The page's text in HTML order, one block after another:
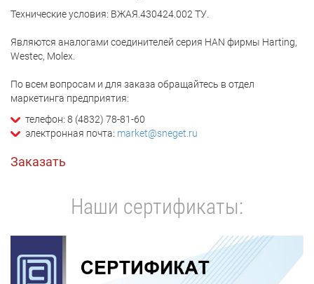
Технические условия: ВЖАЯ.430424.002 ТУ.
Являются аналогами соединителей серия HAN фирмы Harting,
Westec, Molex.
По всем вопросам и для заказа обращайтесь в отдел
маркетинга предприятия:
телефон: 8 (4832) 78-81-60
электронная почта: market@sneget.ru
Заказать
Наши сертификаты: